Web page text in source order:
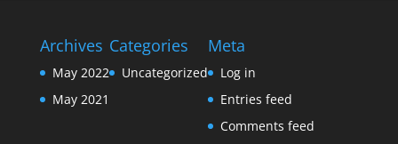
Archives
May 2022
May 2021
Categories
Uncategorized
Meta
Log in
Entries feed
Comments feed